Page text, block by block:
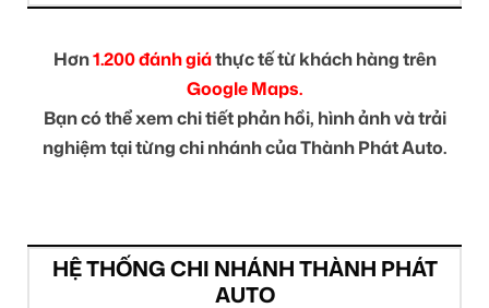
Hơn1.200 đánh giáthực tế từ khách hàng trên
Google Maps.
Bạn có thể xem chi tiết phản hồi, hình ảnh và trải
nghiệm tại từng chi nhánh của Thành Phát Auto.
HỆ THỐNG CHI NHÁNH THÀNH PHÁT
AUTO